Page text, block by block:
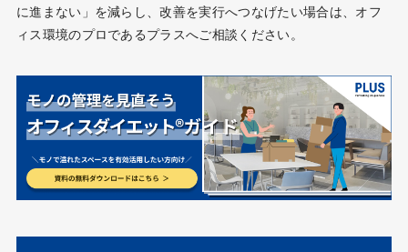
に進まない」を減らし、改善を実行へつなげたい場合は、オフ
ィス環境のプロであるプラスへご相談ください。